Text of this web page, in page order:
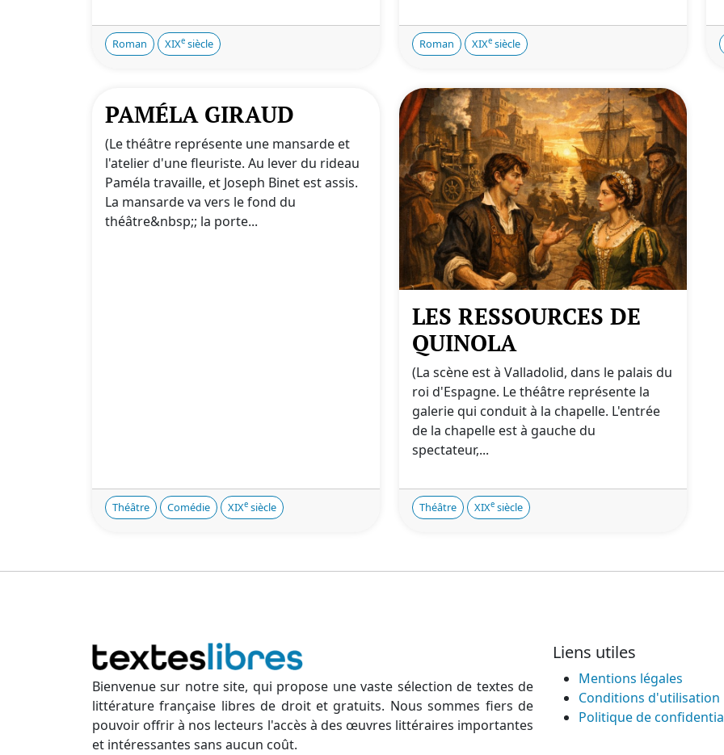
Roman XIXe siècle Roman XIXe siècle
PAMÉLA GIRAUD
(Le théâtre représente une mansarde et
l'atelier d'une fleuriste. Au lever du rideau
Paméla travaille, et Joseph Binet est assis.
La mansarde va vers le fond du
théâtre&nbsp;; la porte...
Théâtre Comédie XIXe siècle
LES RESSOURCES DE
QUINOLA
(La scène est à Valladolid, dans le palais du
roi d'Espagne. Le théâtre représente la
galerie qui conduit à la chapelle. L'entrée
de la chapelle est à gauche du
spectateur,...
Théâtre XIXe siècle
Bienvenue sur notre site, qui propose une vaste sélection de textes de
littérature française libres de droit et gratuits. Nous sommes fiers de
pouvoir offrir à nos lecteurs l'accès à des œuvres littéraires importantes
et intéressantes sans aucun coût.
Liens utiles
Mentions légales
Conditions d'utilisation
Politique de